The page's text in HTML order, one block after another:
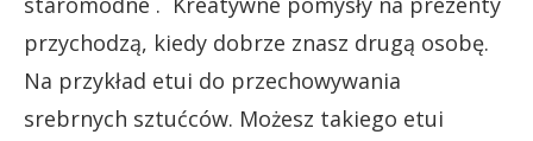
przychodzą, kiedy dobrze znasz drugą osobę.
Na przykład etui do przechowywania
srebrnych sztućców. Możesz takiego etui